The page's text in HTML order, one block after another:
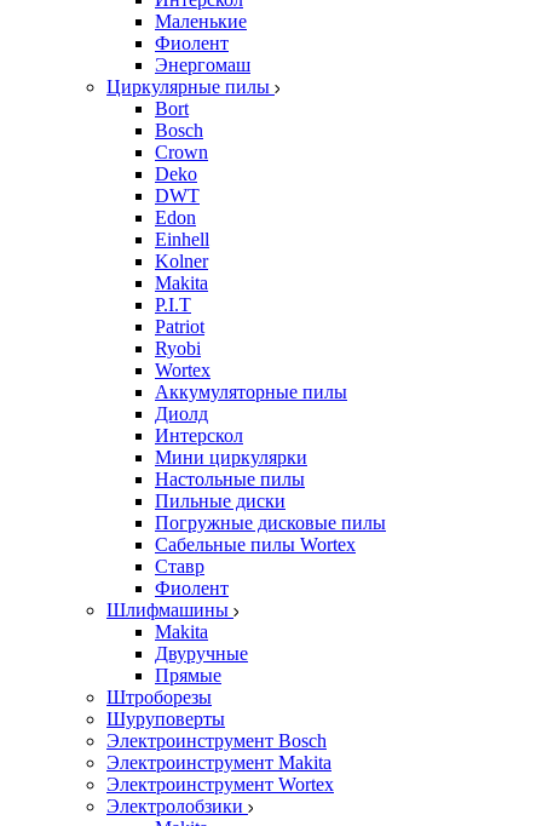
Маленькие
Фиолент
Энергомаш
Циркулярные пилы
Bort
Bosch
Crown
Deko
DWT
Edon
Einhell
Kolner
Makita
P.I.T
Patriot
Ryobi
Wortex
Аккумуляторные пилы
Диолд
Интерскол
Мини циркулярки
Настольные пилы
Пильные диски
Погружные дисковые пилы
Сабельные пилы Wortex
Ставр
Фиолент
Шлифмашины
Makita
Двуручные
Прямые
Штроборезы
Шуруповерты
Электроинструмент Bosch
Электроинструмент Makita
Электроинструмент Wortex
Электролобзики